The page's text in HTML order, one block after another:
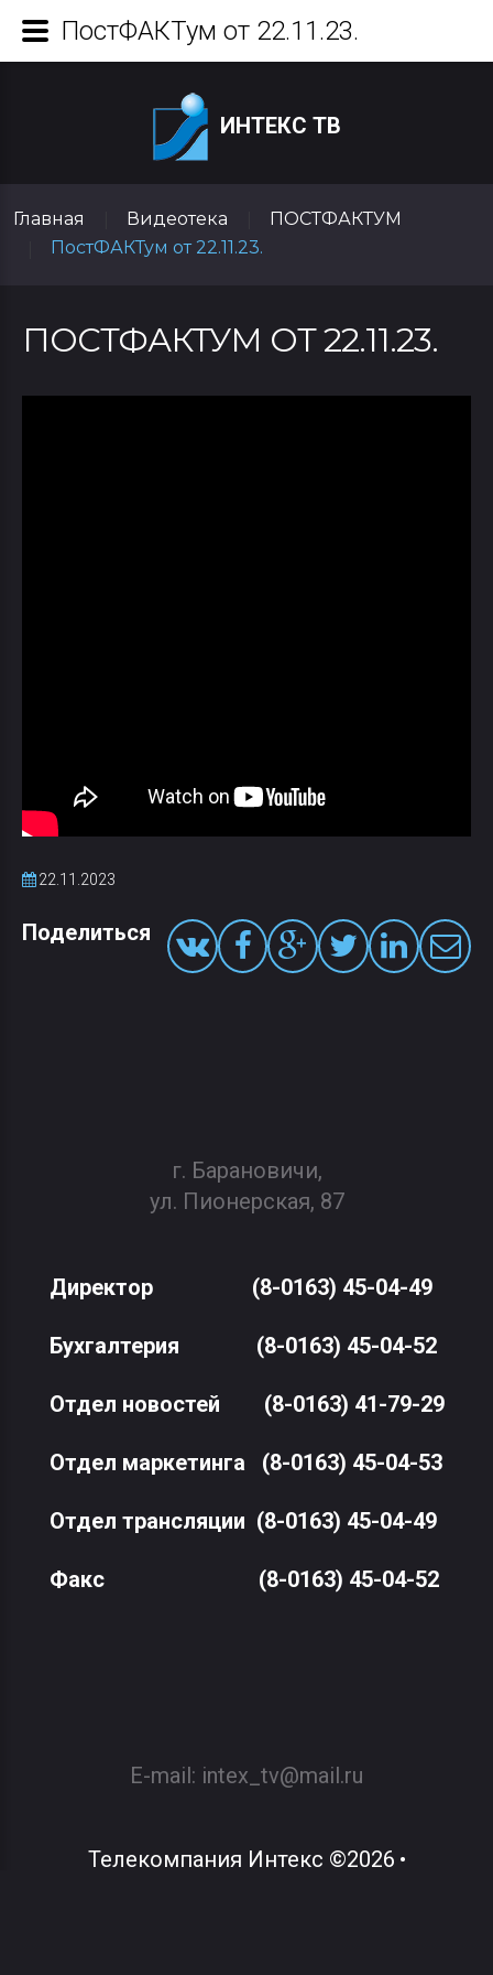
ИНТЕКС ТВ
Главная Видеотека
ПОСТФАКТУМ
ПостФАКТум от 22.11.23.
ПОСТФАКТУМ ОТ 22.11.23.
22.11.2023
Поделиться
г. Барановичи,
ул. Пионерская, 87
Директор (8-0163) 45-04-49
Бухгалтерия (8-0163) 45-04-52
Отдел новостей (8-0163) 41-79-29
Отдел маркетинга (8-0163) 45-04-53
Отдел трансляции (8-0163) 45-04-49
Факс(8-0163) 45-04-52
E-mail: intex_tv@mail.ru
Телекомпания Интекс ©2026
ПостФАКТум от 22.11.23.